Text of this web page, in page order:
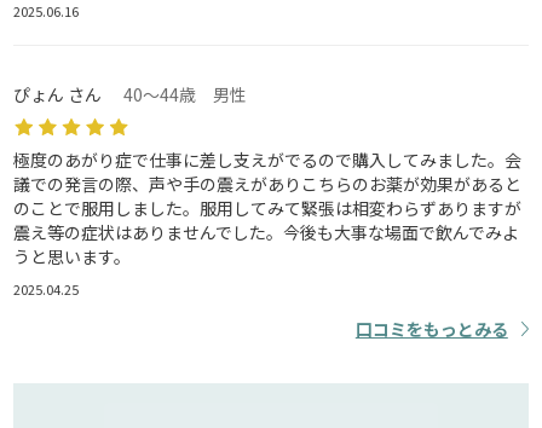
2025.06.16
ぴょん さん 40～44歳 男性
極度のあがり症で仕事に差し支えがでるので購入してみました。会
議での発言の際、声や手の震えがありこちらのお薬が効果があると
のことで服用しました。服用してみて緊張は相変わらずありますが
震え等の症状はありませんでした。今後も大事な場面で飲んでみよ
うと思います。
2025.04.25
口コミをもっとみる